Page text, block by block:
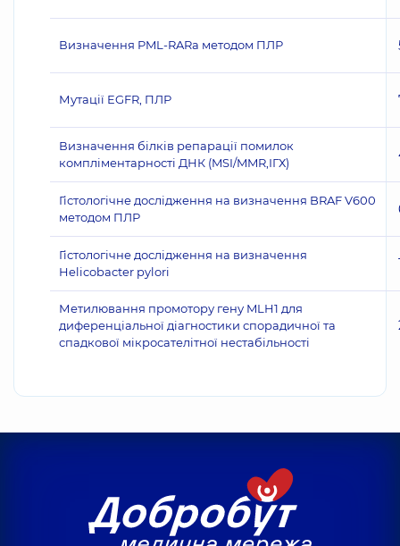
Визначення PML-RARа методом ПЛР
Мутації EGFR, ПЛР
Визначення білків репарації помилок
компліментарності ДНК (MSI/MMR,ІГХ)
Гістологічне дослідження на визначення BRAF V600
методом ПЛР
Гістологічне дослідження на визначення
Helicobacter pylori
Метилювання промотору гену MLH1 для
диференціальної діагностики спорадичної та
спадкової мікросателітної нестабільності